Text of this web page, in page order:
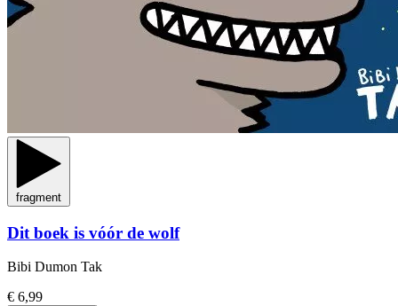
fragment
Dit boek is vóór de wolf
Bibi Dumon Tak
€ 6,99